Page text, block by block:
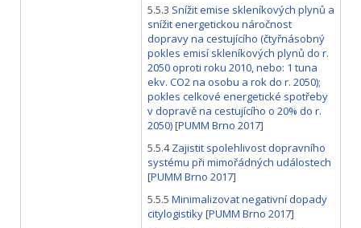
5.5.3 Snížit emise skleníkových plynů a
snížit energetickou náročnost
dopravy na cestujícího (čtyřnásobný
pokles emisí skleníkových plynů do r.
2050 oproti roku 2010, nebo: 1 tuna
ekv. CO2 na osobu a rok do r. 2050);
pokles celkové energetické spotřeby
v dopravě na cestujícího o 20% do r.
2050)[PUMM Brno 2017]
5.5.4 Zajistit spolehlivost dopravního
systému při mimořádných událostech
[PUMM Brno 2017]
5.5.5 Minimalizovat negativní dopady
citylogistiky[PUMM Brno 2017]